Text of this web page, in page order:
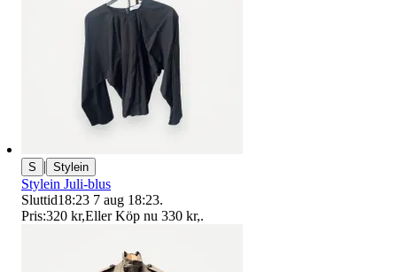
S | Stylein
Stylein Juli-blus
Sluttid18:23 7 aug 18:23.
Pris:320 kr,Eller Köp nu 330 kr,.